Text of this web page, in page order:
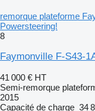
remorque plateforme
Powersteering!
8
Faymonville F-S43-
41 000 € HT
Semi-remorque
2015
Capacité de charge 34